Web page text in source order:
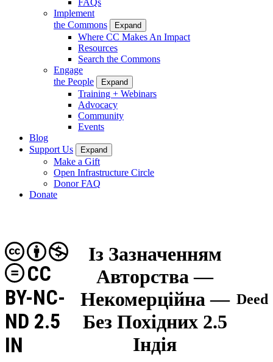
Implement
the Commons
Expand
Where CC Makes An Impact
Resources
Search the Commons
Engage
the People
Expand
Training + Webinars
Advocacy
Community
Events
Blog
Support Us
Expand
Make a Gift
Open Infrastructure Circle
Donor FAQ
Donate
Із Зазначенням
Авторства —
Некомерційна —
Без Похідних 2.5
Індія
CC
BY-NC-
ND 2.5
IN
Deed